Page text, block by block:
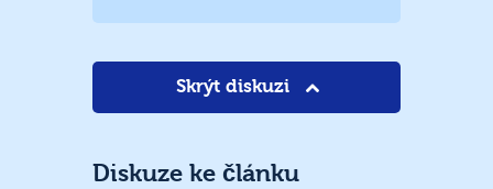
Skrýt diskuzi
Diskuze ke článku